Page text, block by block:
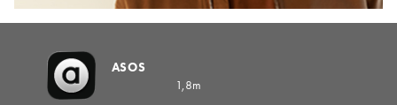
ASOS
1,8m